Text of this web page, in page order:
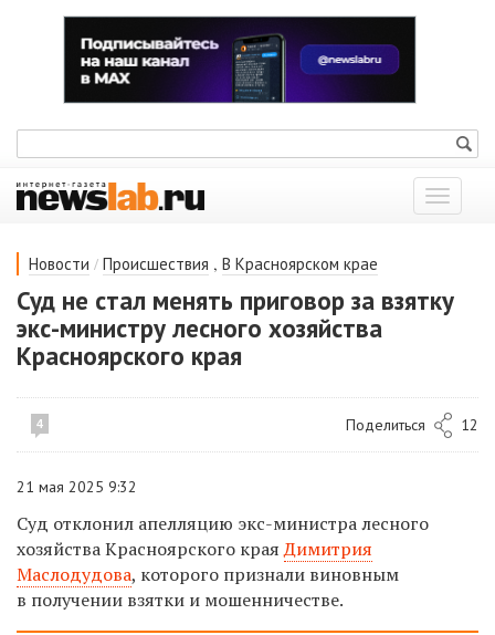
Показать
меню
Новости / Происшествия , В Красноярском крае
Суд не стал менять приговор за взятку
экс-министру лесного хозяйства
Красноярского края
4 Поделиться 12
21 мая 2025 9:32
Суд отклонил апелляцию экс-министра лесного
хозяйства Красноярского краяДимитрия
Маслодудова, которого признали виновным
в получении взятки и мошенничестве.